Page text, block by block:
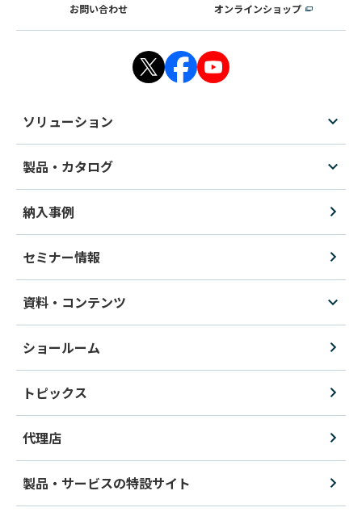
お問い合わせ オンラインショップ
ソリューション
製品・カタログ
納入事例
セミナー情報
資料・コンテンツ
ショールーム
トピックス
代理店
製品・サービスの特設サイト